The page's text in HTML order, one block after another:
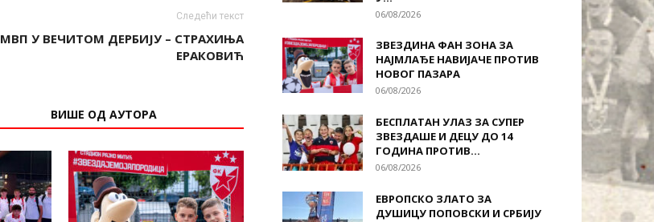
Следећи текст
МВП У ВЕЧИТОМ ДЕРБИЈУ – СТРАХИЊА
ЕРАКОВИЋ
ВИШЕ ОД АУТОРА
06/08/2026
ЗВЕЗДИНА ФАН ЗОНА ЗА
НАЈМЛАЂЕ НАВИЈАЧЕ ПРОТИВ
НОВОГ ПАЗАРА
06/08/2026
БЕСПЛАТАН УЛАЗ ЗА СУПЕР
ЗВЕЗДАШЕ И ДЕЦУ ДО 14
ГОДИНА ПРОТИВ...
06/08/2026
ЕВРОПСКО ЗЛАТО ЗА
ДУШИЦУ ПОПОВСКИ И СРБИЈУ